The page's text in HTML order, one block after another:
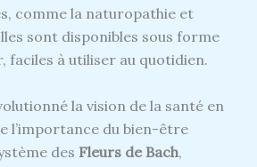
comme la naturopathie et
sont disponibles sous forme
faciles à utiliser au quotidien.
la vision de la santé en
l’importance du bien-être
des Fleurs de Bach,